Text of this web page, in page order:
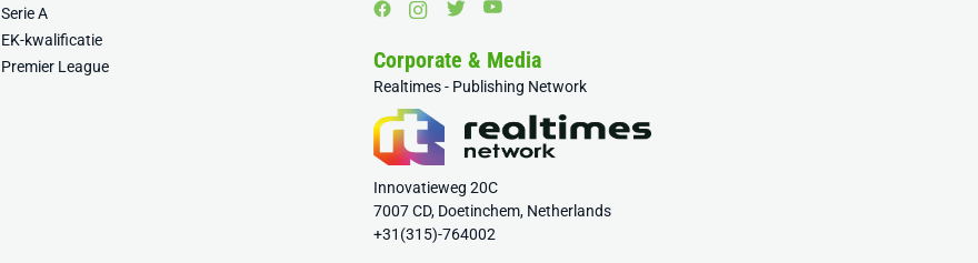
Serie A
EK-kwalificatie
Premier League
Corporate & Media
Realtimes - Publishing Network
Innovatieweg 20C
7007 CD, Doetinchem, Netherlands
+31(315)-764002